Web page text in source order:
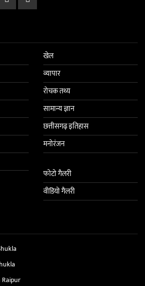
खेल
व्यापार
रोचक तथ्य
सामान्य ज्ञान
छत्तीसगढ़ इतिहास
मनोरंजन
फोटो गैलरी
वीडियो गैलरी